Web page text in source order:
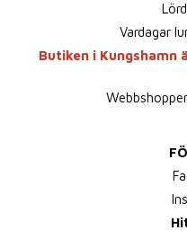
Vardagar
Butiken i